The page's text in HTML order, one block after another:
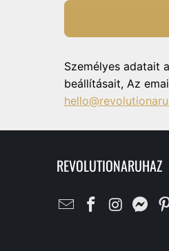
Személyes adatait
beállításait, Az
REVOLUTIONARUHAZ